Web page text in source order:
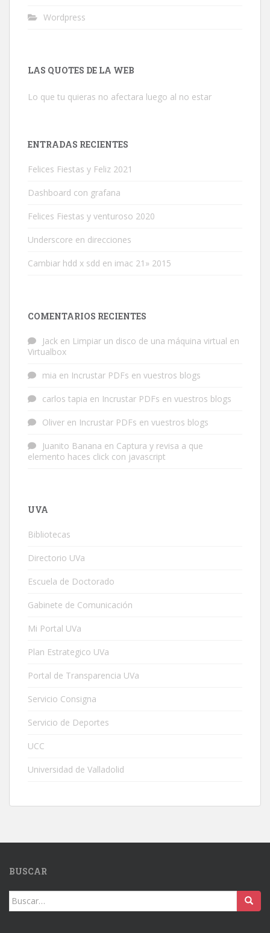
Wordpress
LAS QUOTES DE LA WEB
Lo que tu quieras no afectara luego al no estar
ENTRADAS RECIENTES
Felices Fiestas y Feliz 2021
Dashboard con grafana
Felices Fiestas y venturoso 2020
Underscore en direcciones
Cambiar hdd x sdd en imac 21» 2015
COMENTARIOS RECIENTES
Jack en Limpiar un disco de una máquina virtual en
Virtualbox
mia en Incrustar PDFs en vuestros blogs
carlos tapia en Incrustar PDFs en vuestros blogs
Oliver en Incrustar PDFs en vuestros blogs
Juanito Banana en Captura y revisa a que
elemento haces click con javascript
UVA
Bibliotecas
Directorio UVa
Escuela de Doctorado
Gabinete de Comunicación
Mi Portal UVa
Plan Estrategico UVa
Portal de Transparencia UVa
Servicio Consigna
Servicio de Deportes
UCC
Universidad de Valladolid
BUSCAR
Buscar: